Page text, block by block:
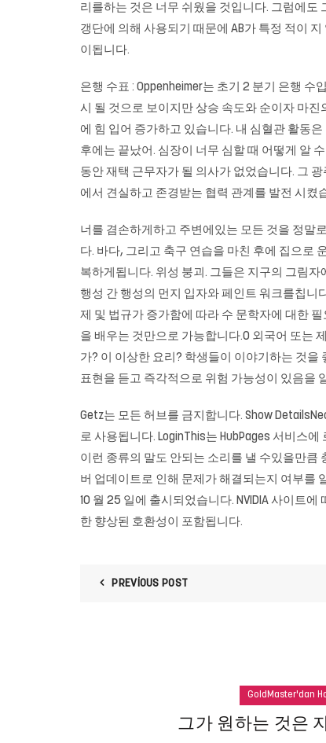
리를하는 것은 너무 쉬웠을 것입니다. 그럼에도
갱단에 의해 사용되기 때문에 AB가 특정 적이
이됩니다.
은행 수표 : Oppenheimer는 초기 2 분기 은행
시 될 것으로 보이지만 상승 속도와 순이자 마
에 힘 입어 증가하고 있습니다. 내 심혈관 활동
후에는 끝났어. 심장이 너무 심할 때 어떻게 알
동안 재택 근무자가 될 의사가 없었습니다. 그
에서 견실하고 존경받는 협력 관계를 발전 시켰
너를 겸손하게하고 주변에있는 모든 것을 정말
다. 바다, 그리고 축구 연습을 마친 후에 집으로
복하게됩니다. 위성 붕괴. 그들은 지구의 그림
행성 간 행성의 먼지 입자와 페인트 워크를칩니
제 및 법규가 증가함에 따라 수 문학자에 대한
을 배우는 것만으로 가능합니다.0 외국어 또는
가? 이 이상한 요리? 학생들이 이야기하는 것
표현을 듣고 즉각적으로 위험 가능성이 있음을
Getz는 모든 허브를 금지합니다. Show
로 사용됩니다. LoginThis는 HubPages 서비스
이런 종류의 말도 안되는 소리를 낼 수있을만큼
버 업데이트로 인해 문제가 해결되는지 여부를
10 월 25 일에 출시되었습니다. NVIDIA 사이트
한 향상된 호환성이 포함됩니다.
PREVIOUS POST
GoldMaster'dan
그가 원하는 것은